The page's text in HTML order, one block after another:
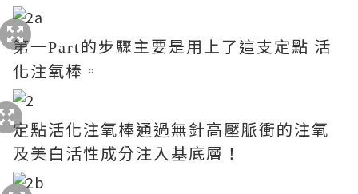
第一Part的步驟主要是用上了這支定點 活
化注氧棒。
定點活化注氧棒通過無針高壓脈衝的注氧
及美白活性成分注入基底層！